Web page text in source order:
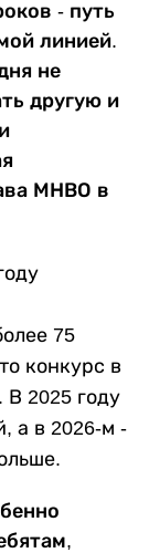
- путь
линией.
не
другую и
МНВО в
75
конкурс в
В 2025 году
а в 2026-м -